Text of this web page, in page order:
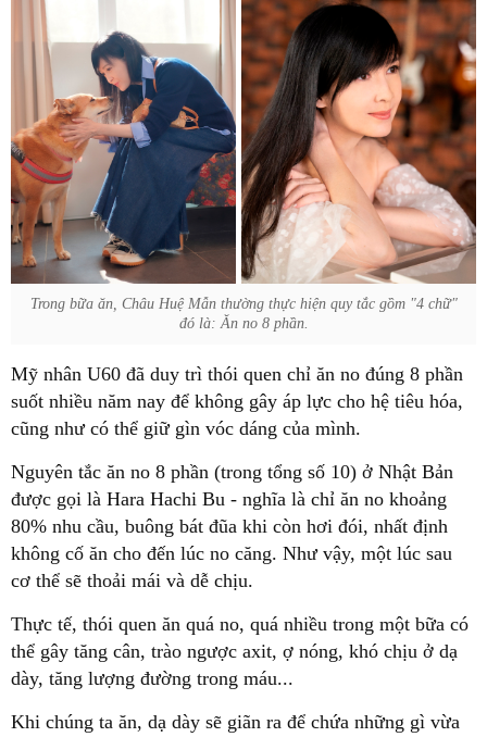
Trong bữa ăn, Châu Huệ Mẫn thường thực hiện quy tắc gồm "4 chữ"
đó là: Ăn no 8 phần.
Mỹ nhân U60 đã duy trì thói quen chỉ ăn no đúng 8 phần
suốt nhiều năm nay để không gây áp lực cho hệ tiêu hóa,
cũng như có thể giữ gìn vóc dáng của mình.
Nguyên tắc ăn no 8 phần (trong tổng số 10) ở Nhật Bản
được gọi là Hara Hachi Bu - nghĩa là chỉ ăn no khoảng
80% nhu cầu, buông bát đũa khi còn hơi đói, nhất định
không cố ăn cho đến lúc no căng. Như vậy, một lúc sau
cơ thể sẽ thoải mái và dễ chịu.
Thực tế, thói quen ăn quá no, quá nhiều trong một bữa có
thể gây tăng cân, trào ngược axit, ợ nóng, khó chịu ở dạ
dày, tăng lượng đường trong máu...
Khi chúng ta ăn, dạ dày sẽ giãn ra để chứa những gì vừa